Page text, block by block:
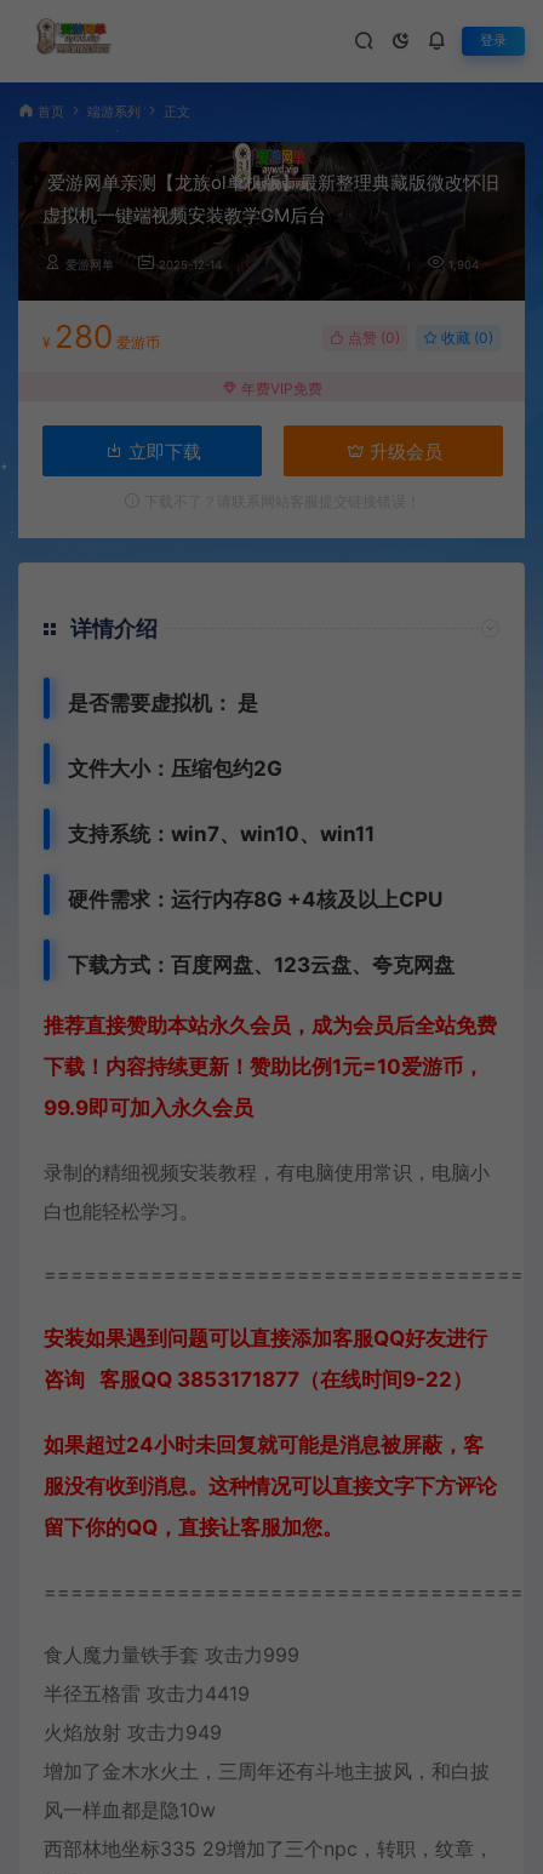
登录
首页 端游系列 正文
爱游网单亲测【龙族ol单机版】最新整理典藏版微改怀旧
虚拟机一键端视频安装教学GM后台
爱游网单 2025-12-14 1,904
¥ 280 爱游币 点赞 (0) 收藏 (0)
年费VIP免费
立即下载 升级会员
详情介绍
是否需要虚拟机： 是
文件大小：压缩包约2G
支持系统：win7、win10、win11
硬件需求：运行内存8G +4核及以上CPU
下载方式： 百度网盘、 123云盘、夸克网盘
推荐直接赞助本站永久会员，成为会员后全站免费
下载！内容持续更新！赞助比例1元=10爱游币，
99.9即可加入永久会员
录制的精细视频安装教程，有电脑使用常识，电脑小
白也能轻松学习。
安装如果遇到问题可以直接添加客服QQ好友进行
咨询 客服QQ 3853171877（在线时间9-22）
如果超过24小时未回复就可能是消息被屏蔽，客
服没有收到消息。这种情况可以直接文字下方评论
留下你的QQ，直接让客服加您。
食人魔力量铁手套 攻击力999
半径五格雷 攻击力4419
火焰放射 攻击力949
增加了金木水火土，三周年还有斗地主披风，和白披
风一样血都是隐10w
西部林地坐标335 29增加了三个npc，转职，纹章，